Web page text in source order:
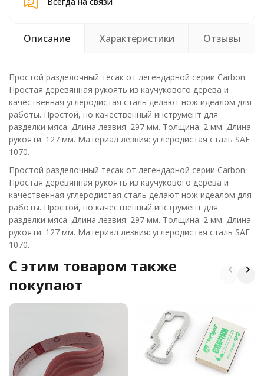
Описание Характеристики Отзывы
Простой разделочный тесак от легендарной серии Carbon.
Простая деревянная рукоять из каучукового дерева и
качественная углеродистая сталь делают нож идеалом для
работы. Простой, но качественный инструмент для
разделки мяса. Длина лезвия: 297 мм. Толщина: 2 мм. Длина
рукояти: 127 мм. Материал лезвия: углеродистая сталь SAE
1070.
Простой разделочный тесак от легендарной серии Carbon.
Простая деревянная рукоять из каучукового дерева и
качественная углеродистая сталь делают нож идеалом для
работы. Простой, но качественный инструмент для
разделки мяса. Длина лезвия: 297 мм. Толщина: 2 мм. Длина
рукояти: 127 мм. Материал лезвия: углеродистая сталь SAE
1070.
C этим товаром также
покупают